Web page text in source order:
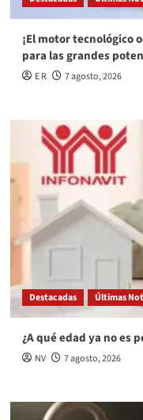
¡El motor tecnológico
para las grandes
E R 7 agosto, 2026
Destacadas Últimas
¿A qué edad ya no es
NV 7 agosto, 2026